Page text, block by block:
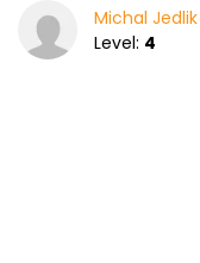
Michal Jedlik
Level: 4